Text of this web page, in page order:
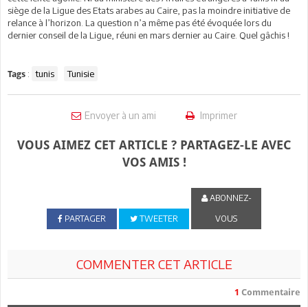
siège de la Ligue des Etats arabes au Caire, pas la moindre initiative de
relance à l’horizon. La question n’a même pas été évoquée lors du
dernier conseil de la Ligue, réuni en mars dernier au Caire. Quel gâchis !
Tags : tunis Tunisie
Envoyer à un ami Imprimer
VOUS AIMEZ CET ARTICLE ? PARTAGEZ-LE AVEC
VOS AMIS !
PARTAGER TWEETER
ABONNEZ-
VOUS
COMMENTER CET ARTICLE
1 Commentaire